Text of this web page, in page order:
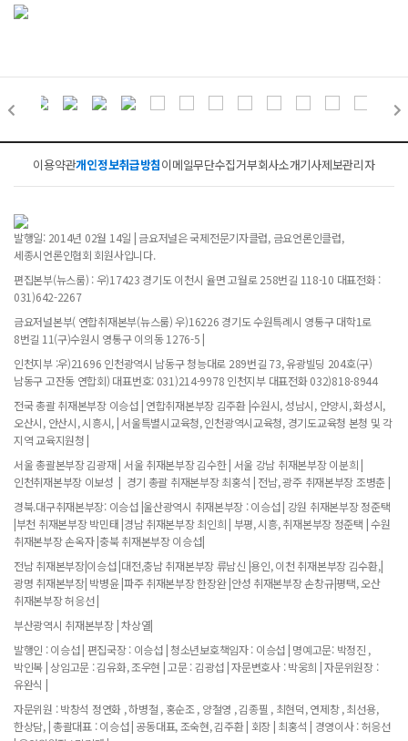
이용약관개인정보취급방침이메일무단수집거부회사소개기사제보관리자
발행일: 2014년 02월 14일 | 금요저널은 국제전문기자클럽, 금요언론인클럽,
세종시언론인협회 회원사입니다.
편집본부(뉴스룸) : 우)17423 경기도 이천시 율면 고월로 258번길 118-10 대표전화 :
031)642-2267
금요저널본부( 연합취재본부(뉴스룸) 우)16226 경기도 수원특례시 영통구 대학1로
8번길 11(구)수원시 영통구 이의동 1276-5 |
인천지부 :우)21696 인천광역시 남동구 청능대로 289번길 73, 유광빌딩 204호(구)
남동구 고잔동 연합회) 대표번호: 031)214-9978 인천지부 대표전화 032)818-8944
전국 총괄 취재본부장 이승섭 | 연합취재본부장 김주환 |수원시, 성남시, 안양시, 화성시,
오산시, 안산시, 시흥시, | 서울특별시교육청, 인천광역시교육청, 경기도교육청 본청 및 각
지역 교육지원청 |
서울 총괄본부장 김광재 | 서울 취재본부장 김수한 | 서울 강남 취재본부장 이분희 |
인천취재본부장 이보성 | 경기 총괄 취재본부장 최홍석 | 전남, 광주 취재본부장 조병춘 |
경북.대구취재본부장: 이승섭 |울산광역시 취재본부장 : 이승섭 | 강원 취재본부장 정준택
|부천 취재본부장 박민태 |경남 취재본부장 최인희 | 부평, 시흥, 취재본부장 정준택 | 수원
취재본부장 손옥자 |충북 취재본부장 이승섭|
전남 취재본부장|이승섭 |대전,충남 취재본부장 류남신 |용인, 이천 취재본부장 김수환,|
광명 취재본부장| 박병윤 |파주 취재본부장 한장완 |안성 취재본부장 손창규|평택, 오산
취재본부장 허응선 |
부산광역시 취재본부장 | 차상열|
발행인 : 이승섭 | 편집국장 : 이승섭 | 청소년보호책임자 : 이승섭 | 명예고문: 박정진 ,
박인복 | 상임고문 : 김유화, 조우현 | 고문 : 김광섭 | 자문변호사 : 박웅희 | 자문위원장 :
유완식 |
자문위원 : 박창석 정연화 , 하병철 , 홍순조 , 양철영 , 김종필 , 최현덕, 연제창 , 최선용,
한상담, | 총괄대표 : 이승섭 | 공동대표, 조숙현, 김주환 | 회장 | 최홍석 | 경영이사 : 허응선